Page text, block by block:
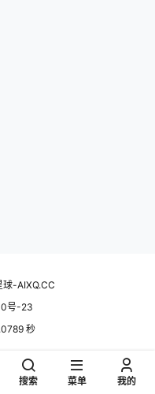
-AIXQ.CC
号-23
秒
搜索 菜单 我的